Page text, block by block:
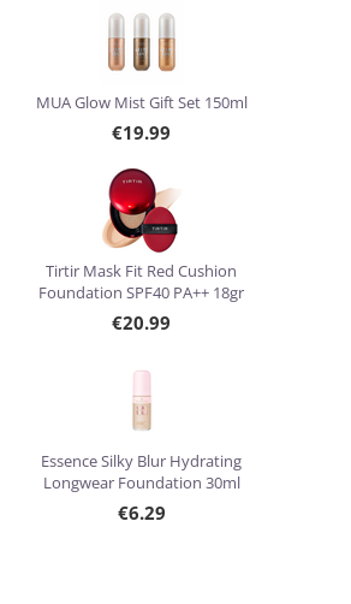
MUA Glow Mist Gift Set 150ml
€19.99
Tirtir Mask Fit Red Cushion
Foundation SPF40 PA++ 18gr
€20.99
Essence Silky Blur Hydrating
Longwear Foundation 30ml
€6.29